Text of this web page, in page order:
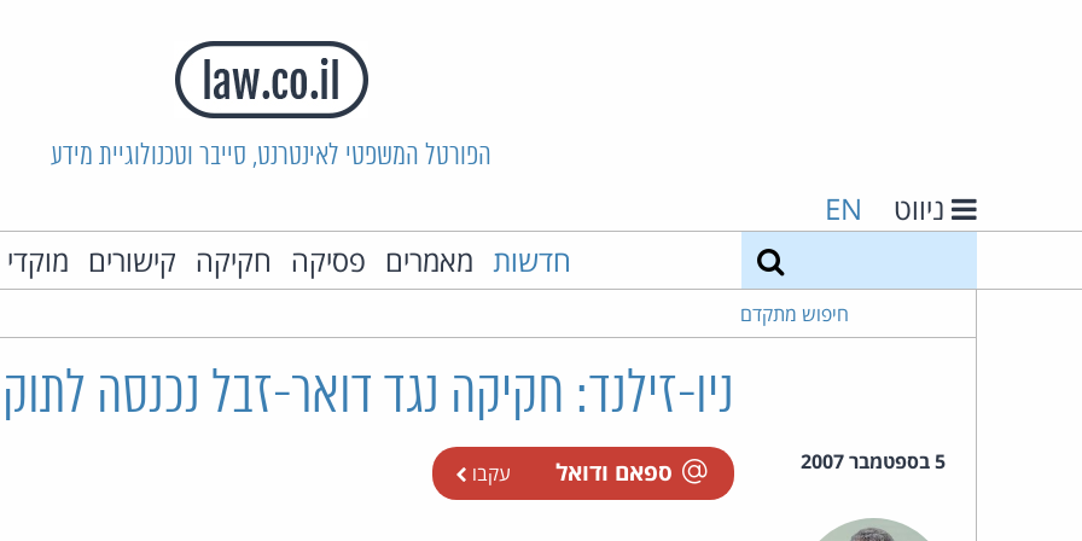
הפורטל המשפטי לאינטרנט, סייבר וטכנולוגיית מידע
ניווט EN
חדשות מאמרים פסיקה חקיקה קישורים
חיפוש מתקדם
ניו-זילנד: חקיקה נגד דואר-זבל נכנסה
5 בספטמבר 2007 ספאם ודואל עקבו